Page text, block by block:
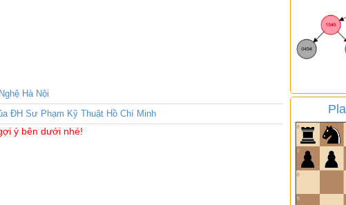
Hà Nội
ĐH Sư Phạm Kỹ Thuật Hồ Chí Minh
ý bên dưới nhé!